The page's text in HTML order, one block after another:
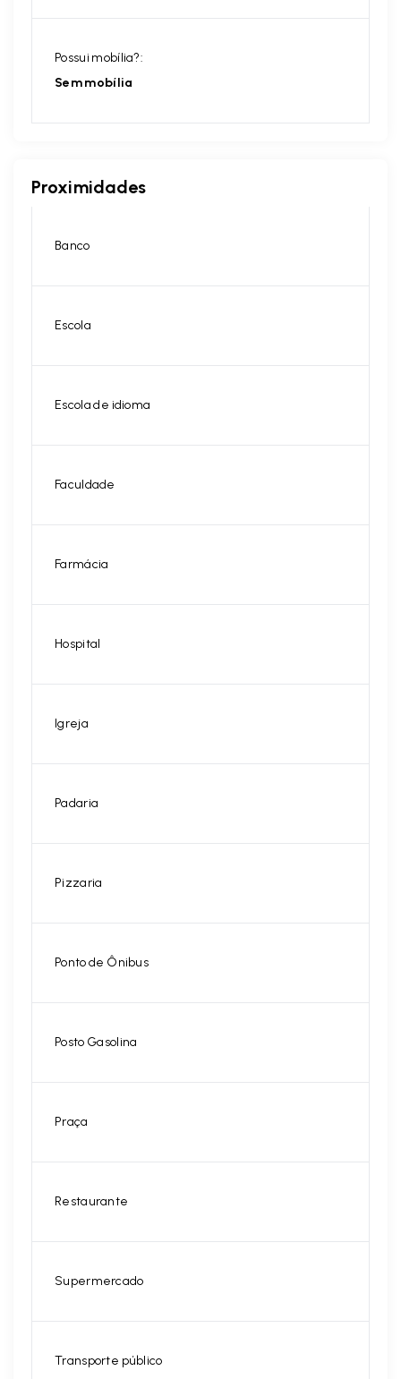
Possui mobília?:
Sem mobília
Proximidades
Banco
Escola
Escola de idioma
Faculdade
Farmácia
Hospital
Igreja
Padaria
Pizzaria
Ponto de Ônibus
Posto Gasolina
Praça
Restaurante
Supermercado
Transporte público